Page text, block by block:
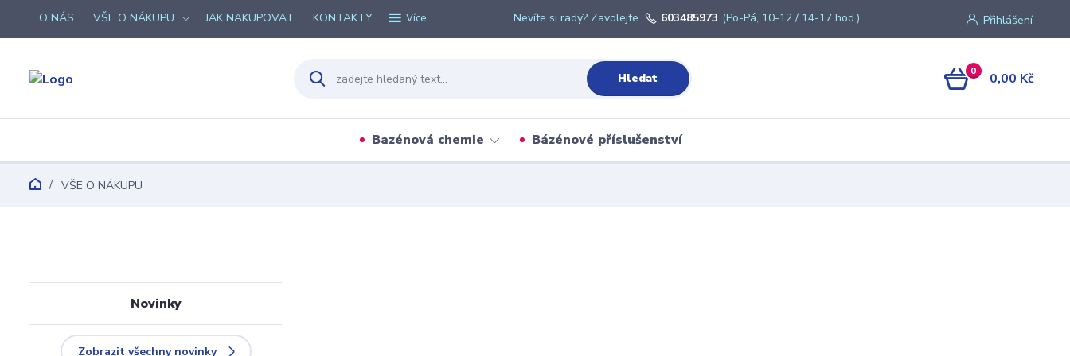
O NÁS VŠE O NÁKUPU JAK NAKUPOVAT KONTAKTY Více Přihlášení
Hledat
Nevíte si rady? Zavolejte. 603485973 (Po-Pá, 10-12 / 14-17 hod.)
0 0,00 Kč
Bazénová chemie Bázénové příslušenství
VŠE O NÁKUPU
Novinky
Zobrazit všechny novinky